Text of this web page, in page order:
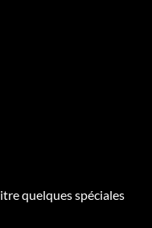
quelques spéciales